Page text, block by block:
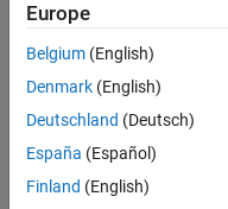
Europe
Belgium (English)
Denmark (English)
Deutschland (Deutsch)
España (Español)
Finland (English)
Lutte anti-piratage
© 1994-2026 The